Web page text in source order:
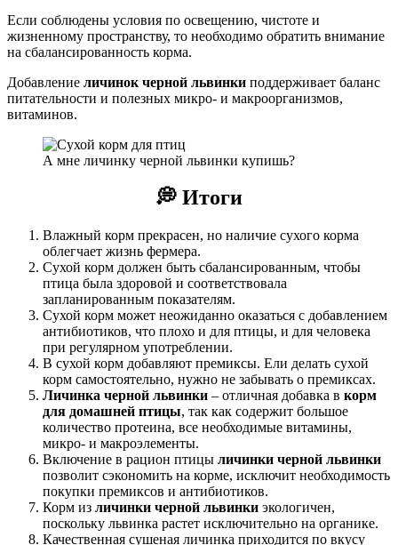
Если соблюдены условия по освещению, чистоте и
жизненному пространству, то необходимо обратить внимание
на сбалансированность корма.
Добавление личинок черной львинки поддерживает баланс
питательности и полезных микро- и макроорганизмов,
витаминов.
А мне личинку черной львинки купишь?
💭 Итоги
Влажный корм прекрасен, но наличие сухого корма
облегчает жизнь фермера.
Сухой корм должен быть сбалансированным, чтобы
птица была здоровой и соответствовала
запланированным показателям.
Сухой корм может неожиданно оказаться с добавлением
антибиотиков, что плохо и для птицы, и для человека
при регулярном употреблении.
В сухой корм добавляют премиксы. Ели делать сухой
корм самостоятельно, нужно не забывать о премиксах.
Личинка черной львинки – отличная добавка в корм
для домашней птицы, так как содержит большое
количество протеина, все необходимые витамины,
микро- и макроэлементы.
Включение в рацион птицы личинки черной львинки
позволит сэкономить на корме, исключит необходимость
покупки премиксов и антибиотиков.
Корм из личинки черной львинки экологичен,
поскольку львинка растет исключительно на органике.
Качественная сушеная личинка приходится по вкусу